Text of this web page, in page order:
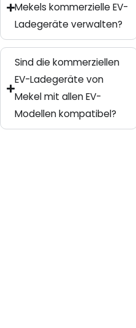
Mekels kommerzielle EV-
Ladegeräte verwalten?
Sind die kommerziellen
EV-Ladegeräte von
Mekel mit allen EV-
Modellen kompatibel?